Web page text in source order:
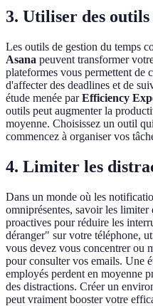
3. Utiliser des
Les outils de gestion du temps
Asana peuvent transformer
plateformes vous permettent de
d'affecter des deadlines et de
étude menée parEfficiency
outils peut augmenter la
moyenne. Choisissez un outil
commencez à organiser vos
4. Limiter les
Dans un monde où les
omniprésentes, savoir les limiter
proactives pour réduire les
déranger" sur votre téléphone,
vous devez vous concentrer ou
pour consulter vos emails. Une
employés perdent en moyenne
des distractions. Créer un
peut vraiment booster votre